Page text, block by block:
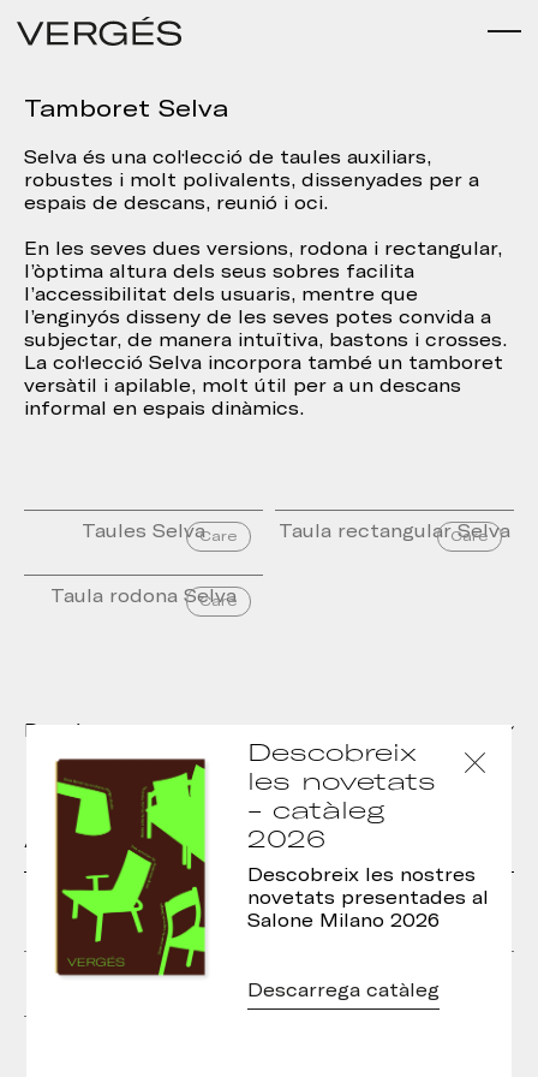
Tamboret Selva
Selva és una col·lecció de taules auxiliars,
robustes i molt polivalents, dissenyades per a
espais de descans, reunió i oci.
En les seves dues versions, rodona i rectangular,
l’òptima altura dels seus sobres facilita
l’accessibilitat dels usuaris, mentre que
l’enginyós disseny de les seves potes convida a
subjectar, de manera intuïtiva, bastons i crosses.
La col·lecció Selva incorpora també un tamboret
versàtil i apilable, molt útil per a un descans
informal en espais dinàmics.
Care
Taules Selva Care
Taula rectangular Selva
Care
Taula rodona Selva
Descàrregues
Altres models de la col·lecció
Taula rectangular Selva
Descobreix
les novetats
- catàleg
2026
Descobreix les nostres
novetats presentades al
Salone Milano 2026
Descarrega catàleg